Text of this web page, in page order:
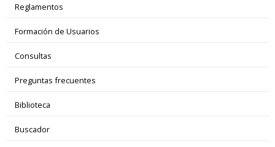
Reglamentos
Formación de Usuarios
Consultas
Preguntas frecuentes
Biblioteca
Buscador